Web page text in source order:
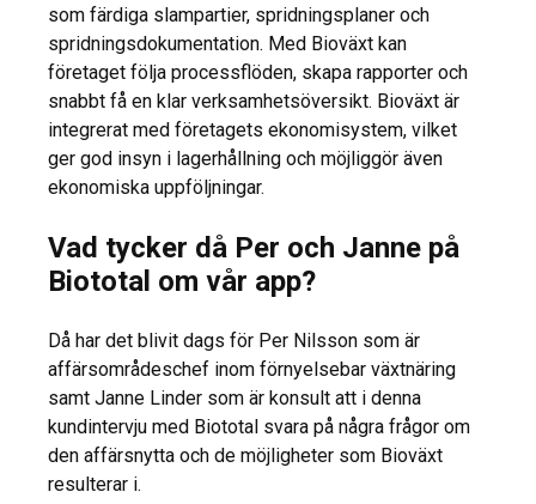
som färdiga slampartier, spridningsplaner och
spridningsdokumentation. Med Bioväxt kan
företaget följa processflöden, skapa rapporter och
snabbt få en klar verksamhetsöversikt. Bioväxt är
integrerat med företagets ekonomisystem, vilket
ger god insyn i lagerhållning och möjliggör även
ekonomiska uppföljningar.
Vad tycker då Per och Janne på
Biototal om vår app?
Då har det blivit dags för Per Nilsson som är
affärsområdeschef inom förnyelsebar växtnäring
samt Janne Linder som är konsult att i denna
kundintervju med Biototal svara på några frågor om
den affärsnytta och de möjligheter som Bioväxt
resulterar i.